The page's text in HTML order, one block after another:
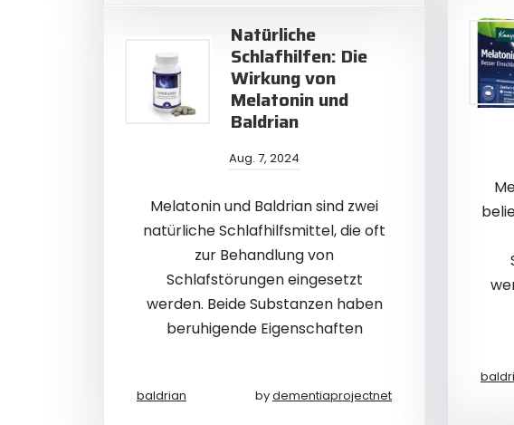
Natürliche
Schlafhilfen: Die
Wirkung von
Melatonin und
Baldrian
Aug. 7, 2024
Melatonin und Baldrian sind zwei
natürliche Schlafhilfsmittel, die oft
zur Behandlung von
Schlafstörungen eingesetzt
werden. Beide Substanzen haben
beruhigende Eigenschaften
baldrian bydementiaprojectnet